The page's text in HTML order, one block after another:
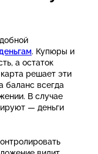
. Купюры и
а остаток
решает эти
баланс всегда
В случае
— деньги